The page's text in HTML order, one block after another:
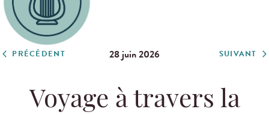
PRÉCÉDENT 28 juin 2026 SUIVANT
Voyage à travers la